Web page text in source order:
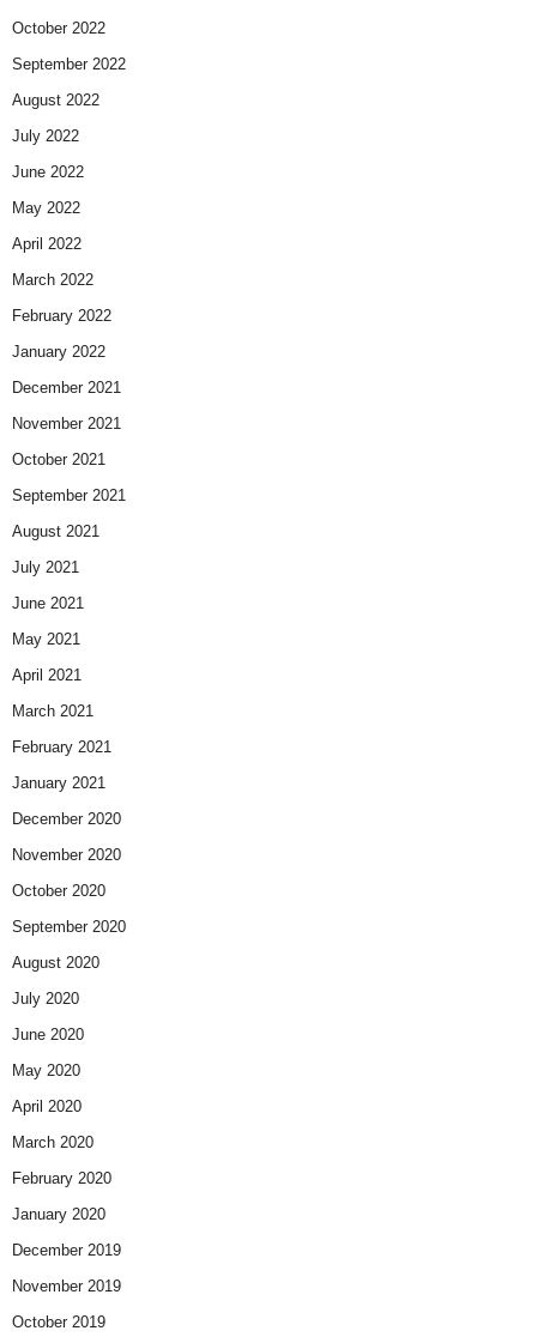
October 2022
September 2022
August 2022
July 2022
June 2022
May 2022
April 2022
March 2022
February 2022
January 2022
December 2021
November 2021
October 2021
September 2021
August 2021
July 2021
June 2021
May 2021
April 2021
March 2021
February 2021
January 2021
December 2020
November 2020
October 2020
September 2020
August 2020
July 2020
June 2020
May 2020
April 2020
March 2020
February 2020
January 2020
December 2019
November 2019
October 2019